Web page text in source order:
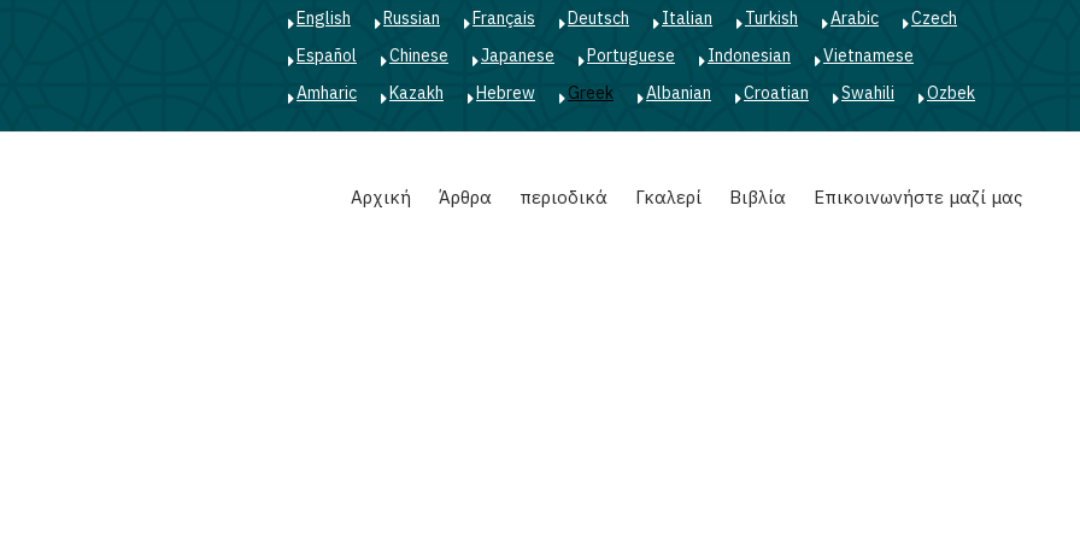
English Russian Français Deutsch Italian Turkish Arabic
Czech
Español
Chinese Japanese Portuguese Indonesian
Vietnamese
Amharic
Kazakh Hebrew Greek Albanian Croatian Swahili Ozbek
Αρχική Άρθρα περιοδικά Γκαλερί Βιβλία Επικοινωνήστε μαζί μας